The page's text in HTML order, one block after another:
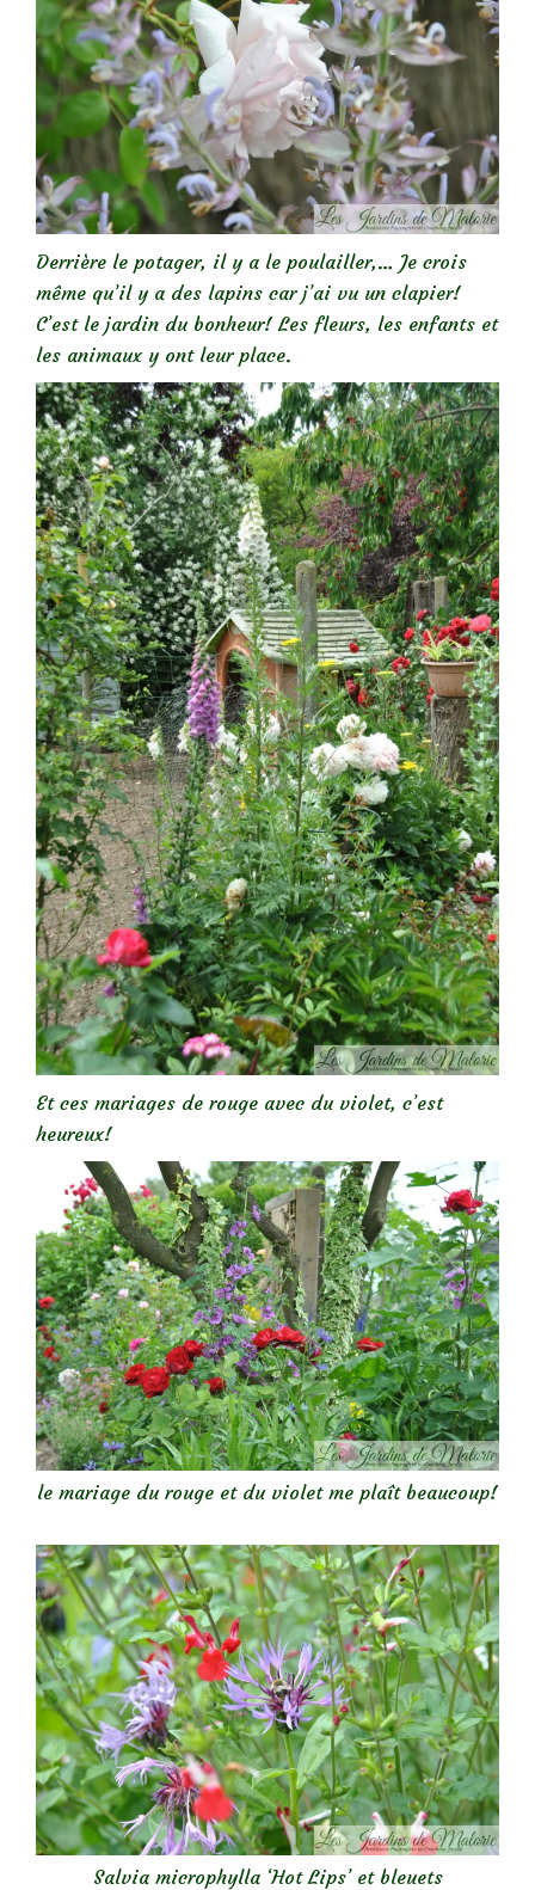
Derrière le potager, il y a le poulailler,… Je crois
même qu’il y a des lapins car j’ai vu un clapier!
C’est le jardin du bonheur! Les fleurs, les enfants et
les animaux y ont leur place.
Et ces mariages de rouge avec du violet, c’est
heureux!
le mariage du rouge et du violet me plaît beaucoup!
Salvia microphylla ‘Hot Lips’ et bleuets